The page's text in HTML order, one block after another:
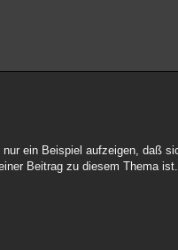
ein Beispiel aufzeigen, daß
Beitrag zu diesem Thema ist.